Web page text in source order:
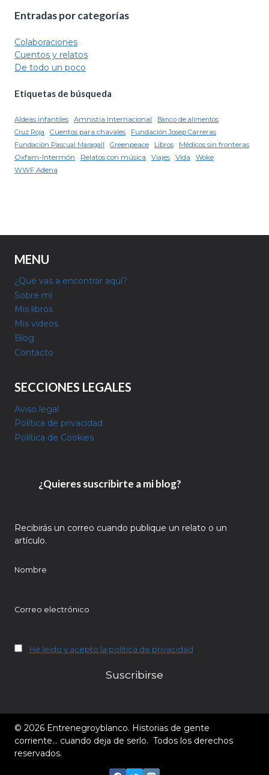
Entradas por categorías
Colaboraciones
Cuentos y relatos
De todo un poco
Etiquetas de búsqueda
Aldeas infantiles Amnistía Internacional
Banco de alimentos
Cruz Roja
Cuentos para chavales
Fundación Josep Carreras
Fundación Pascual Maragall
Greenpeace Libros Médicos sin fronteras
Oxfam-Intermón Relatos con música Viajes Vida
Woke
WWF Adena
MENU
¿Qué vas a encontrar aquí?
Sobre mí
Mis libros
Mis videos
Blog
Contacto
SECCIONES LEGALES
Aviso legal
Política de privacidad
Política de Cookies
¿Quieres suscribirte a mi blog?
Recibirás un correo cuando publique un relato o un
artículo.
Nombre
Correo electrónico
He leido y acepto la política de privacidad
© 2026 Entrenegroyblanco. Historias de gente
corriente… cuando deja de serlo. Todos los derechos
reservados.